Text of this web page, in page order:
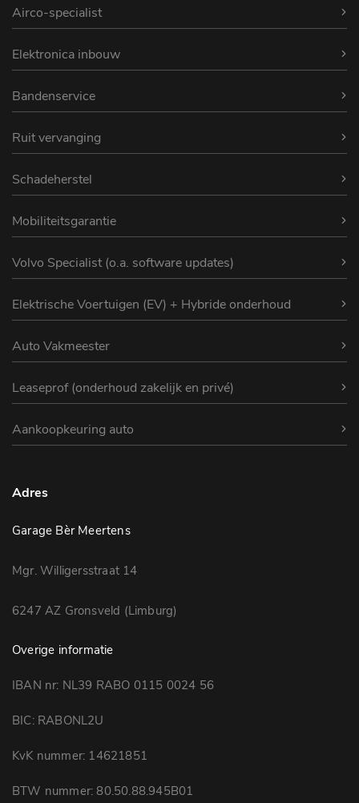
Airco-specialist
Elektronica inbouw
Bandenservice
Ruit vervanging
Schadeherstel
Mobiliteitsgarantie
Volvo Specialist (o.a. software updates)
Elektrische Voertuigen (EV) + Hybride onderhoud
Auto Vakmeester
Leaseprof (onderhoud zakelijk en privé)
Aankoopkeuring auto
Adres
Garage Bèr Meertens
Mgr. Willigersstraat 14
6247 AZ Gronsveld (Limburg)
Overige informatie
IBAN nr: NL39 RABO 0115 0024 56
BIC: RABONL2U
KvK nummer: 14621851
BTW nummer: 80.50.88.945B01